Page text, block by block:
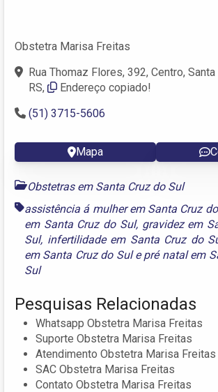
Obstetra Marisa Freitas
Rua Thomaz Flores, 392, Centro,
RS,
Endereço copiado!
(51) 3715-5606
Mapa
Obstetras em Santa Cruz do Sul
assistência á mulher em Santa Cruz
em Santa Cruz do Sul, gravidez em
Sul, infertilidade em Santa Cruz do
em Santa Cruz do Sulepré natal em
Sul
Pesquisas Relacionadas
Whatsapp Obstetra Marisa Freitas
Suporte Obstetra Marisa Freitas
Atendimento Obstetra Marisa Freitas
SAC Obstetra Marisa Freitas
Contato Obstetra Marisa Freitas